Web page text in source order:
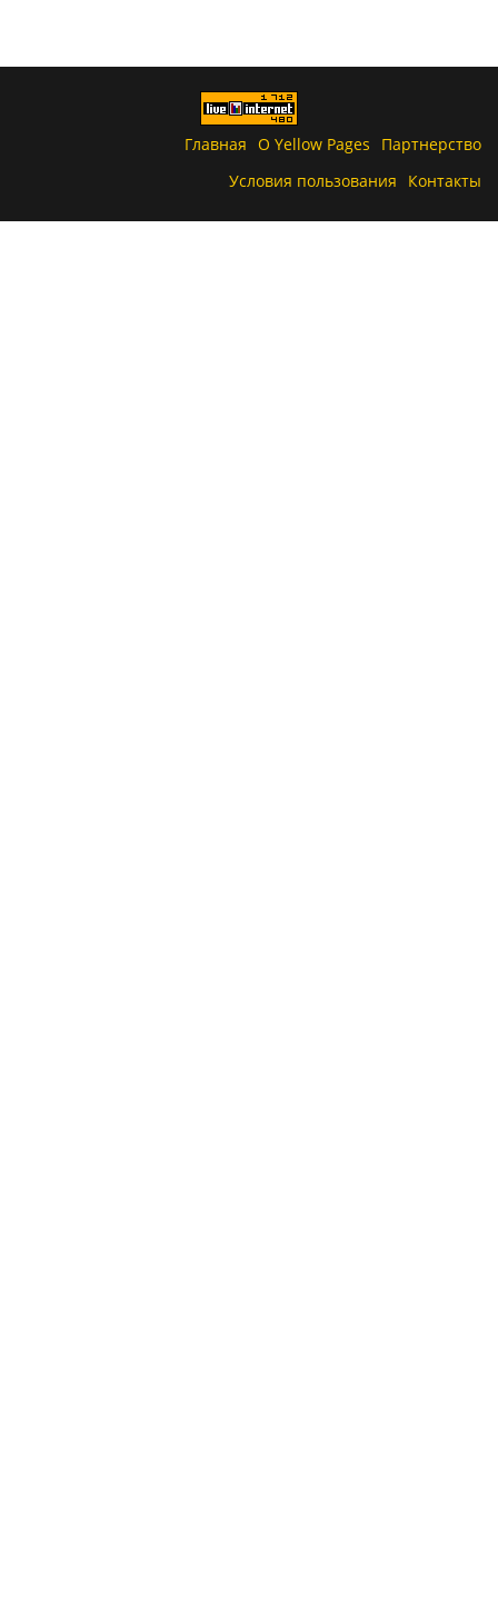
Главная О Yellow Pages
Партнерство
Условия пользования
Контакты